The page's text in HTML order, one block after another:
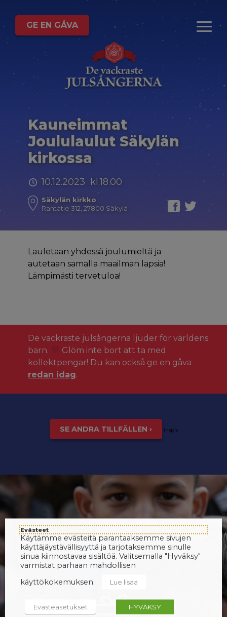
GE EN GÅVA
Kauneimmat
Joululaulut Säkylän
kirkossa
10.12.2023 kl.18.00
Säkylän kirkko
Rantatie 312, 27800 Säkylä
Lauletaan yhdessä joulumieltä ja
autetaan samalla maailman lapsia!
Lämpimästi tervetuloa!
De vackraste julsångerna ljuder för världens
barn.
Glöm inte bort att ta med
kollektpengar! Du kan också ge en gåva
redan idag.
SE ANDRA TILLFÄLLEN › inspis
Evästeet
Käytämme evästeitä parantaaksemme sivujen
käyttäjäystävällisyyttä ja tarjotaksemme sinulle
sinua kiinnostavaa sisältöä. Valitsemalla "Hyväksy"
varmistat parhaan mahdollisen
käyttökokemuksen.
Lue lisää
Evästeasetukset HYVÄKSY